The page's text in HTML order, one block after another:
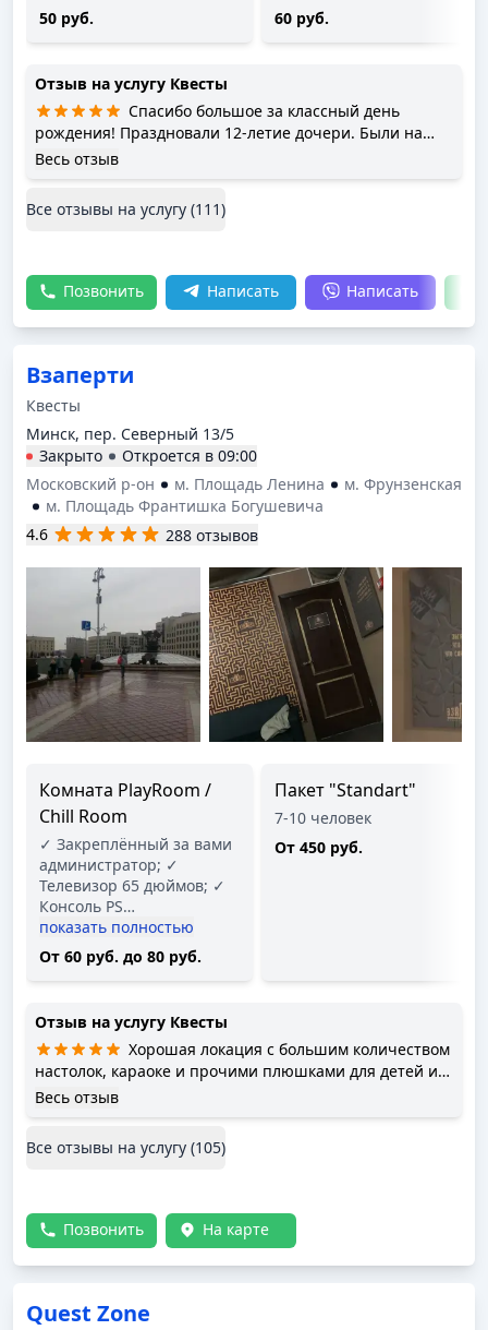
50 руб.
60 руб.
Отзыв на услугу Квесты
Спасибо большое за классный день
рождения! Праздновали 12-летие дочери. Были на
квесте Станция 51. Очень атмосферное пространство.
кресел-мешков, где можно поваляться. Детям очень
Отдельное спасибо администраторам Кате и Алисе, а
также инструктору Юлии.
Весь отзыв
Все отзывы на услугу (111)
Позвонить Написать Написать
Взаперти
Квесты
Минск, пер. Северный 13/5
Закрыто
Откроется в 09:00
Московский р-он
м. Площадь Ленина
м. Фрунзенская
м. Площадь Франтишка Богушевича
4.6
288 отзывов
Комната PlayRoom /
Chill Room
✓ Закреплённый за вами
администратор; ✓
Телевизор 65 дюймов; ✓
Консоль PS…
показать полностью
От 60 руб. до 80 руб.
Пакет "Standart"
7-10 человек
От 450 руб.
Отзыв на услугу Квесты
Хорошая локация с большим количеством
настолок, караоке и прочими плюшками для детей и
взрослых. Благодарим администратора Александру ,
Весь отзыв
Все отзывы на услугу (105)
Позвонить На карте
Quest Zone